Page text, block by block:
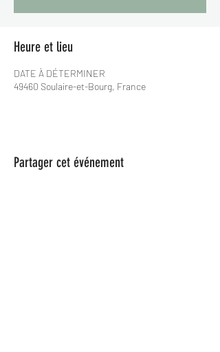
Heure et lieu
DATE À DÉTERMINER
49460 Soulaire-et-Bourg, France
Partager cet événement